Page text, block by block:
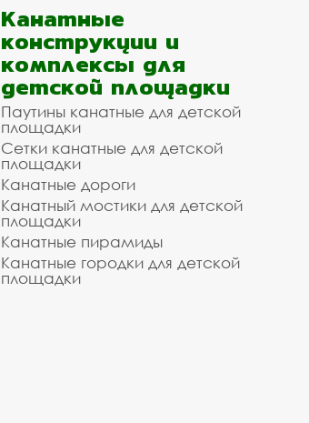
Канатные
конструкции и
комплексы для
детской площадки
Паутины канатные для детской
площадки
Сетки канатные для детской
площадки
Канатные дороги
Канатный мостики для детской
площадки
Канатные пирамиды
Канатные городки для детской
площадки